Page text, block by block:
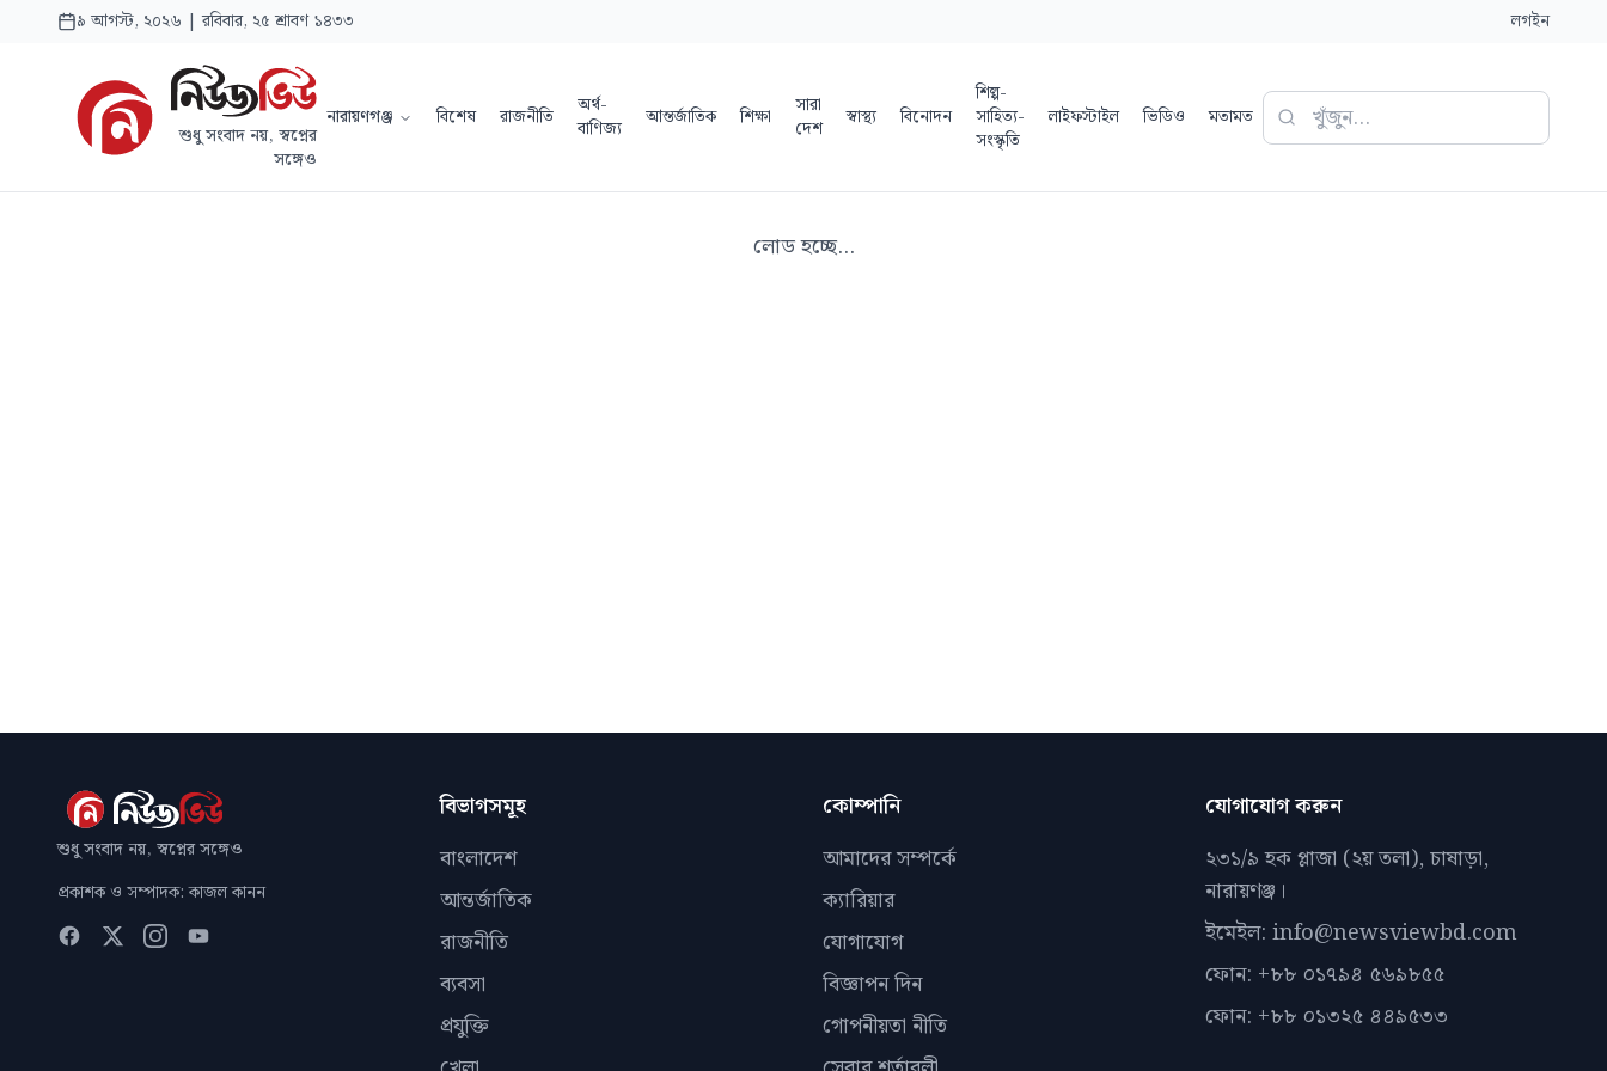
৯ আগস্ট, ২০২৬ | রবিবার, ২৫ শ্রাবণ ১৪৩৩ লগইন
শুধু সংবাদ নয়, স্বপ্নের
সঙ্গেও
নারায়ণগঞ্জ বিশেষ রাজনীতি
অর্থ-
বাণিজ্য
আন্তর্জাতিক শিক্ষা
সারা
দেশ
স্বাস্থ্য বিনোদন
শিল্প-
সাহিত্য-
সংস্কৃতি
লাইফস্টাইল ভিডিও মতামত
লোড হচ্ছে...
শুধু সংবাদ নয়, স্বপ্নের সঙ্গেও
প্রকাশক ও সম্পাদক: কাজল কানন
বিভাগসমূহ
বাংলাদেশ
আন্তর্জাতিক
রাজনীতি
ব্যবসা
প্রযুক্তি
কোম্পানি
আমাদের সম্পর্কে
ক্যারিয়ার
যোগাযোগ
বিজ্ঞাপন দিন
গোপনীয়তা নীতি
যোগাযোগ করুন
২৩১/৯ হক প্লাজা (২য় তলা), চাষাড়া,
নারায়ণঞ্জ।
ইমেইল: info@newsviewbd.com
ফোন: +৮৮ ০১৭৯৪ ৫৬৯৮৫৫
ফোন: +৮৮ ০১৩২৫ ৪৪৯৫৩৩